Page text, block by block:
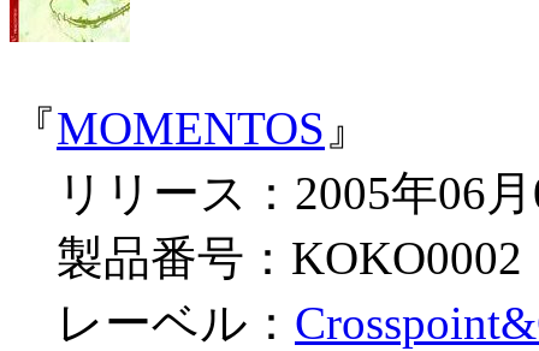
『MOMENTOS 』
リリース：2005年06
製品番号：KOKO0002
レーベル：